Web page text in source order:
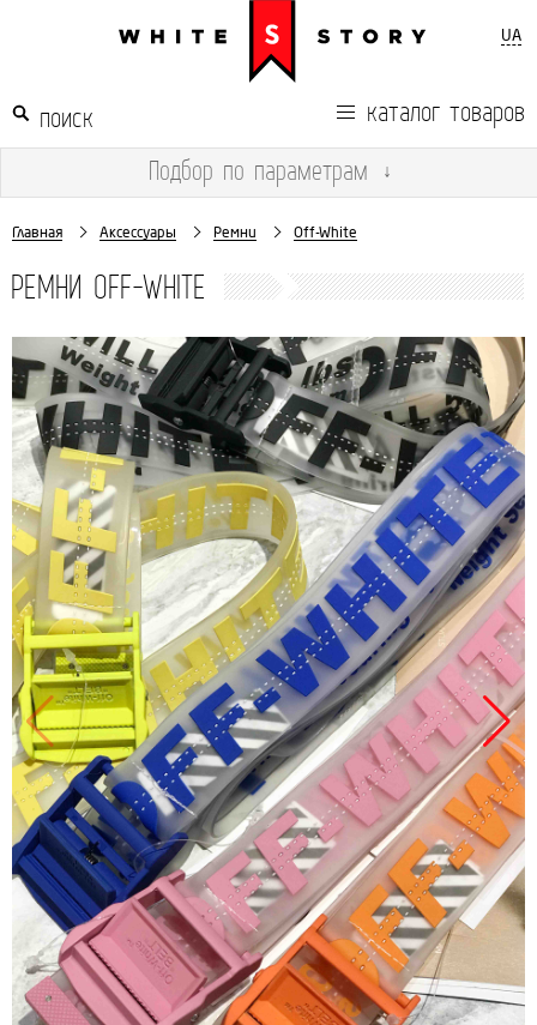
UA
каталог товаров
Подбор по параметрам ↓
Главная Аксессуары Ремни Off-White
РЕМНИ OFF-WHITE
Продано